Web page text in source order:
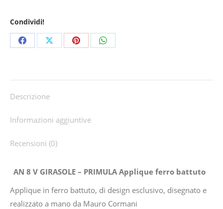
Condividi!
Share Share Share Share
Descrizione
Informazioni aggiuntive
Recensioni (0)
AN 8 V GIRASOLE – PRIMULA Applique ferro battuto
Applique in ferro battuto, di design esclusivo, disegnato e
realizzato a mano da Mauro Cormani